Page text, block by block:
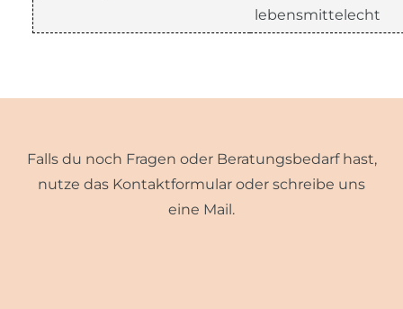
lebensmittelecht
Falls du noch Fragen oder Beratungsbedarf hast,
nutze das Kontaktformular oder schreibe uns
eine Mail.